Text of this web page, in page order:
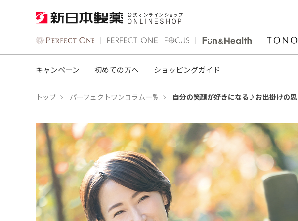
キャンペーン 初めての方へ ショッピングガイド
トップ パーフェクトワンコラム一覧 自分の笑顔が好きになる♪お出掛けの